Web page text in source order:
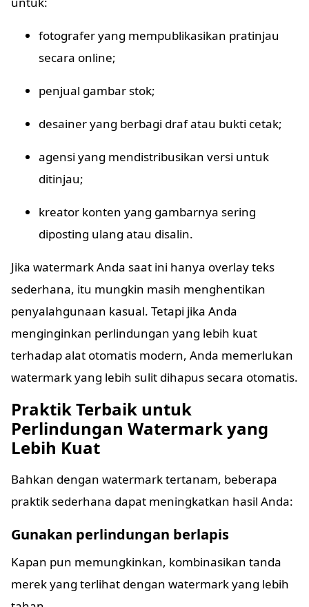
fotografer yang mempublikasikan pratinjau
secara online;
penjual gambar stok;
desainer yang berbagi draf atau bukti cetak;
agensi yang mendistribusikan versi untuk
ditinjau;
kreator konten yang gambarnya sering
diposting ulang atau disalin.
Jika watermark Anda saat ini hanya overlay teks
sederhana, itu mungkin masih menghentikan
penyalahgunaan kasual. Tetapi jika Anda
menginginkan perlindungan yang lebih kuat
terhadap alat otomatis modern, Anda memerlukan
watermark yang lebih sulit dihapus secara otomatis.
Praktik Terbaik untuk
Perlindungan Watermark yang
Lebih Kuat
Bahkan dengan watermark tertanam, beberapa
praktik sederhana dapat meningkatkan hasil Anda:
Gunakan perlindungan berlapis
Kapan pun memungkinkan, kombinasikan tanda
merek yang terlihat dengan watermark yang lebih